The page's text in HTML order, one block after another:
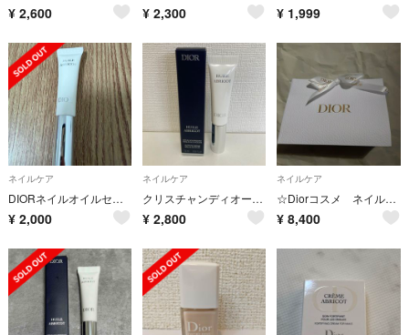
¥ 2,600 ¥ 2,300 ¥ 1,999
ネイルケア
DIORネイルオイルセラム
¥ 2,000
ネイルケア
クリスチャンディオール セラム ネイル オイル アブリコ 7.5ml
¥ 2,800
ネイルケア
☆Diorコスメ ネイルケアセット 非売品Diorロゴ入りファイル 限定ギフト☆
¥ 8,400